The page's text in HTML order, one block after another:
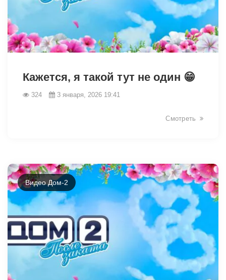
Кажется, я такой тут не один 😁
324 3 января, 2026 19:41
Смотреть
Видео Дом-2